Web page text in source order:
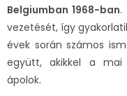
Belgiumban 1968-ban.
vezetését, így
évek során számos
együtt, akikkel a mai
ápolok.